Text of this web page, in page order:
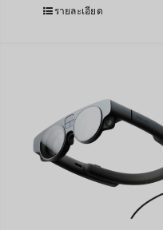
รายละเอียด